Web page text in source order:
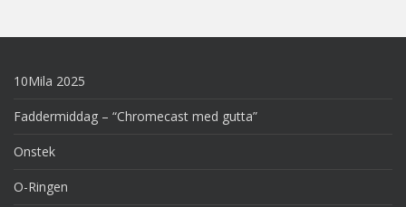
10Mila 2025
Faddermiddag – “Chromecast med gutta”
Onstek
O-Ringen